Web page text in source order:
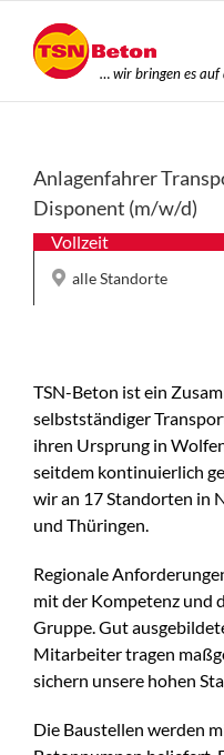
content
Anlagenfahrer
Disponent (m/w/d)
Vollzeit
alle Standorte
TSN-Beton ist ein
selbstständiger
ihren Ursprung in
seitdem kontinuierlich
wir an 17 Standorten in
und Thüringen.
Regionale
mit der Kompetenz und
Gruppe. Gut
Mitarbeiter tragen
sichern unsere hohen
Die Baustellen werden